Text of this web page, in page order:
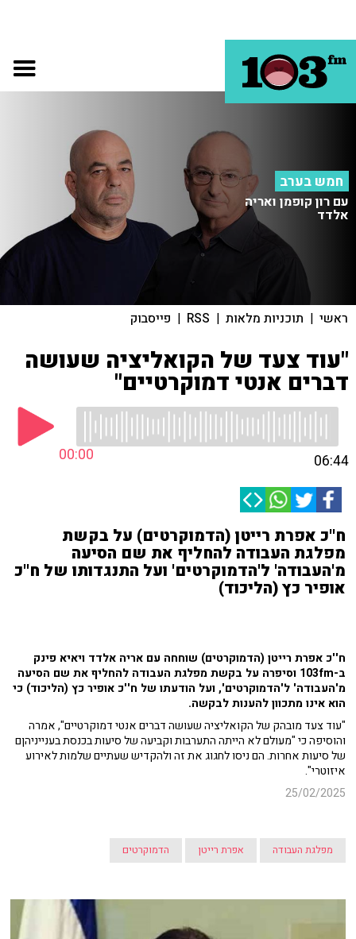
חמש בערב
עם רון קופמן ואריה
אלדד
ראשי | תוכניות מלאות |
RSS
| פייסבוק
"עוד צעד של הקואליציה שעושה
דברים אנטי דמוקרטיים"
00:00 06:44
ח''כ אפרת רייטן (הדמוקרטים) על בקשת
מפלגת העבודה להחליף את שם הסיעה
מ'העבודה' ל'הדמוקרטים' ועל התנגדותו של ח''כ
אופיר כץ (הליכוד)
ח''כ אפרת רייטן (הדמוקרטים) שוחחה עם אריה אלדד ויאיא פינק
ב-103fm וסיפרה על בקשת מפלגת העבודה להחליף את שם הסיעה
מ'העבודה' ל'הדמוקרטים', ועל הודעתו של ח''כ אופיר כץ (הליכוד) כי
הוא אינו מתכוון להענות לבקשה.
"עוד צעד מובהק של הקואליציה שעושה דברים אנטי דמוקרטיים", אמרה
והוסיפה כי "מעולם לא הייתה התערבות וקביעה של סיעות בכנסת בענייניהןם
של סיעות אחרות. הם ניסו לחגוג את זה ולהקדיש שעתיים שלמות לאירוע
איזוטרי".
25/02/2025
מפלגת העבודה אפרת רייטן הדמוקרטים